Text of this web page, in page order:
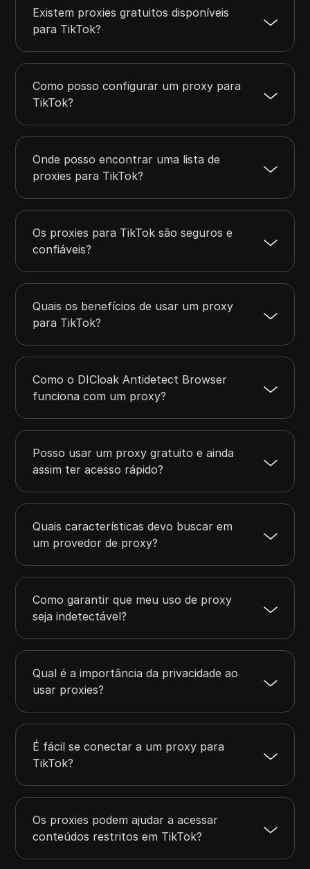
Existem proxies gratuitos disponíveis
para TikTok?
Como posso configurar um proxy para
TikTok?
Onde posso encontrar uma lista de
proxies para TikTok?
Os proxies para TikTok são seguros e
confiáveis?
Quais os benefícios de usar um proxy
para TikTok?
Como o DICloak Antidetect Browser
funciona com um proxy?
Posso usar um proxy gratuito e ainda
assim ter acesso rápido?
Quais características devo buscar em
um provedor de proxy?
Como garantir que meu uso de proxy
seja indetectável?
Qual é a importância da privacidade ao
usar proxies?
É fácil se conectar a um proxy para
TikTok?
Os proxies podem ajudar a acessar
conteúdos restritos em TikTok?